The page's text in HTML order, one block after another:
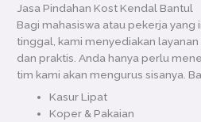
Jasa Pindahan Kost Kendal Bantul
Bagi mahasiswa atau pekerja
tinggal, kami menyediakan
dan praktis. Anda hanya perlu
tim kami akan mengurus sisanya.
Kasur Lipat
Koper & Pakaian